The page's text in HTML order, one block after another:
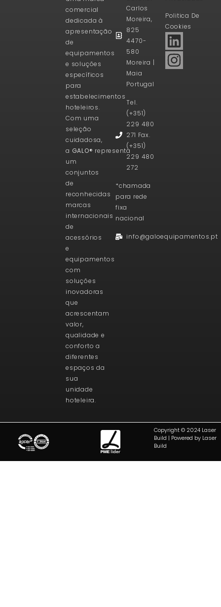
comercial
dedicada à
apresentação
de
equipamentos
e soluções
específicos
para
estabelecimentos
hoteleiros.
Com uma
seleção
cuidadosa,
a GALO® representa
um
conjuntos
de
reconhecidas
marcas
internacionais
de
acessórios
e
equipamentos
com
soluções
inovadoras
que
acrescentam
valor,
qualidade e
conforto a
diferentes
espaços da
sua
unidade
hoteleira.
Carlos
Moreira,
825
4470-
580
Moreira |
Maia
Portugal
Tel.
(+351)
229 480
271 Fax.
(+351)
229 480
272
*chamada
para rede
fixa
nacional
info@galoequipamentos.pt
Politica De
Cookies
Copyright © 2024 Laser
Build | Powered by Laser
Build